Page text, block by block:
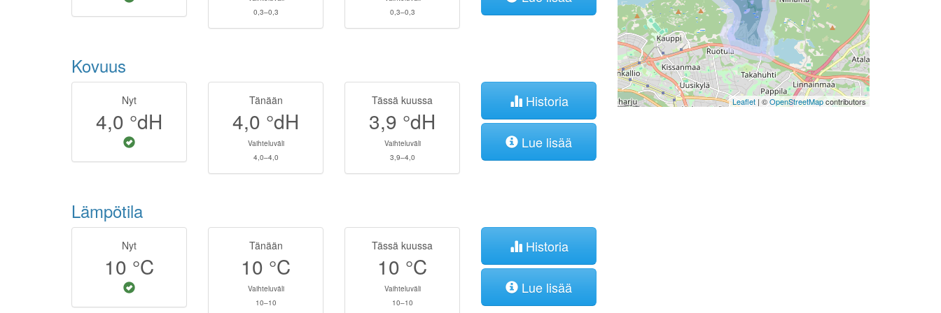
0,3–0,3
0,3–0,3
Kovuus
Nyt
4,0 °dH
Tänään
4,0 °dH
Vaihteluväli
4,0–4,0
Tässä kuussa
3,9 °dH
Vaihteluväli
3,9–4,0
Historia
Lue lisää
Lämpötila
Nyt
10 °C
Tänään
10 °C
Vaihteluväli
10–10
Tässä kuussa
10 °C
Vaihteluväli
10–10
Historia
Lue lisää
Leaflet | ©OpenStreetMapcontributors